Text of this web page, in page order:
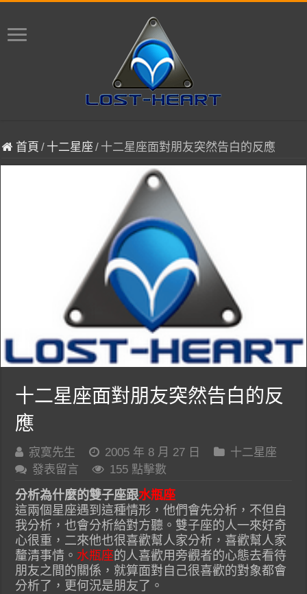
首頁 / 十二星座 / 十二星座面對朋友突然告白的反應
十二星座面對朋友突然告白的反
應
寂寞先生 2005 年 8 月 27 日
十二星座
發表留言
155 點擊數
分析為什麼的雙子座跟水瓶座
這兩個星座遇到這種情形，他們會先分析，不但自
我分析，也會分析給對方聽。雙子座的人一來好奇
心很重，二來他也很喜歡幫人家分析，喜歡幫人家
釐清事情。 水瓶座的人喜歡用旁觀者的心態去看待
朋友之間的關係，就算面對自己很喜歡的對象都會
分析了，更何況是朋友了。